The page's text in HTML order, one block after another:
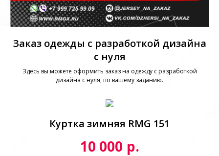
Заказ одежды с разработкой дизайна
с нуля
Здесь вы можете оформить заказ на одежду с разработкой
дизайна с нуля, по вашему заданию.
Куртка зимняя RMG 151
10 000 р.